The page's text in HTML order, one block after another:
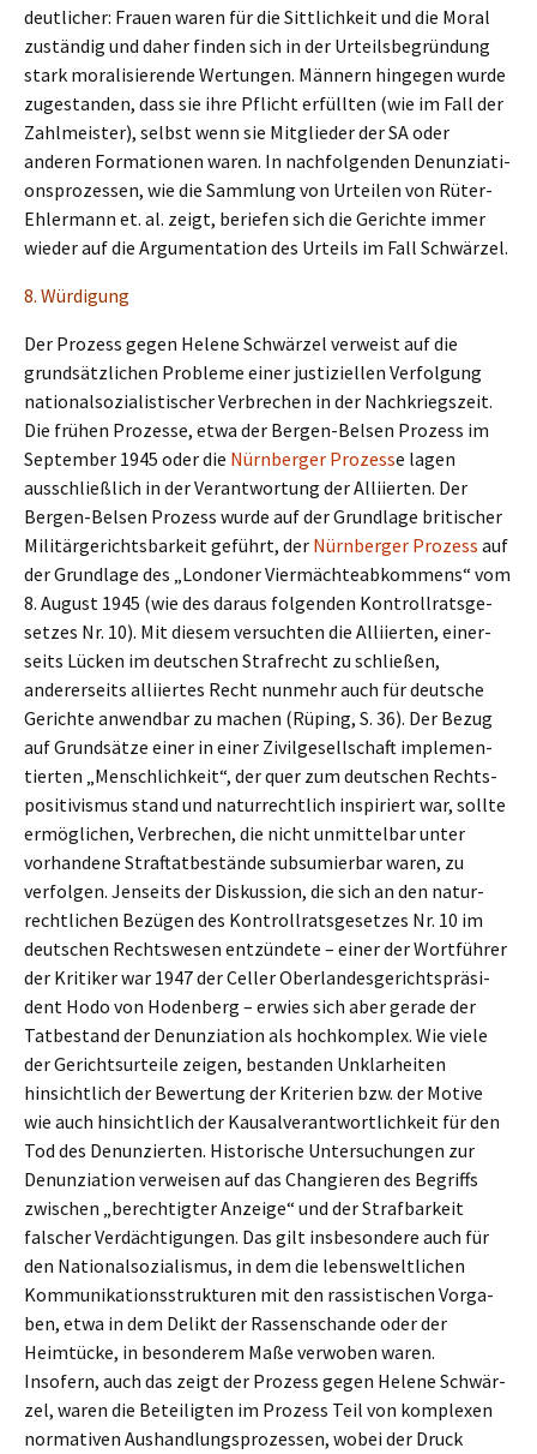
deutli­cher: Frauen waren für die Sittlich­keit und die Moral
zustän­dig und daher finden sich in der Urteils­be­grün­dung
stark morali­sie­ren­de Wertun­gen. Männern hinge­gen wurde
zugestan­den, dass sie ihre Pflicht erfüll­ten (wie im Fall der
Zahlmeis­ter), selbst wenn sie Mitglie­der der SA oder
anderen Forma­tio­nen waren. In nachfol­gen­den Denun­zia­ti­
ons­pro­zes­sen, wie die Sammlung von Urtei­len von Rüter-
Ehler­mann et. al. zeigt, berie­fen sich die Gerich­te immer
wieder auf die Argumen­ta­ti­on des Urteils im Fall Schwärzel.
8. Würdi­gung
Der Prozess gegen Helene Schwär­zel verweist auf die
grund­sätz­li­chen Proble­me einer justi­zi­el­len Verfol­gung
natio­nal­so­zia­lis­ti­scher Verbre­chen in der Nachkriegs­zeit.
Die frühen Prozes­se, etwa der Bergen-Belsen Prozess im
Septem­ber 1945 oder die Nürnber­ger Prozesse lagen
ausschließ­lich in der Verant­wor­tung der Alliier­ten. Der
Bergen-Belsen Prozess wurde auf der Grund­la­ge briti­scher
Militär­ge­richts­bar­keit geführt, der Nürnber­ger Prozess auf
der Grund­la­ge des „Londo­ner Viermäch­te­ab­kom­mens“ vom
8. August 1945 (wie des daraus folgen­den Kontroll­rats­ge­
set­zes Nr. 10). Mit diesem versuch­ten die Alliier­ten, einer­
seits Lücken im deutschen Straf­recht zu schlie­ßen,
anderer­seits alliier­tes Recht nunmehr auch für deutsche
Gerich­te anwend­bar zu machen (Rüping, S. 36). Der Bezug
auf Grund­sät­ze einer in einer Zivil­ge­sell­schaft imple­men­
tier­ten „Mensch­lich­keit“, der quer zum deutschen Rechts­
po­si­ti­vis­mus stand und natur­recht­lich inspi­riert war, sollte
ermög­li­chen, Verbre­chen, die nicht unmit­tel­bar unter
vorhan­de­ne Straf­tat­be­stän­de subsu­mier­bar waren, zu
verfol­gen. Jenseits der Diskus­si­on, die sich an den natur­
recht­li­chen Bezügen des Kontroll­rats­ge­set­zes Nr. 10 im
deutschen Rechts­we­sen entzün­de­te – einer der Wortfüh­rer
der Kriti­ker war 1947 der Celler Oberlan­des­ge­richts­prä­si­
dent Hodo von Hoden­berg – erwies sich aber gerade der
Tatbe­stand der Denun­zia­ti­on als hochkom­plex. Wie viele
der Gerichts­ur­tei­le zeigen, bestan­den Unklar­hei­ten
hinsicht­lich der Bewer­tung der Krite­ri­en bzw. der Motive
wie auch hinsicht­lich der Kausal­ver­ant­wort­lich­keit für den
Tod des Denun­zier­ten. Histo­ri­sche Unter­su­chun­gen zur
Denun­zia­ti­on verwei­sen auf das Changie­ren des Begriffs
zwischen „berech­tig­ter Anzei­ge“ und der Straf­bar­keit
falscher Verdäch­ti­gun­gen. Das gilt insbe­son­de­re auch für
den Natio­nal­so­zia­lis­mus, in dem die lebens­welt­li­chen
Kommu­ni­ka­ti­ons­struk­tu­ren mit den rassis­ti­schen Vorga­
ben, etwa in dem Delikt der Rassen­schan­de oder der
Heimtü­cke, in beson­de­rem Maße verwo­ben waren.
Insofern, auch das zeigt der Prozess gegen Helene Schwär­
zel, waren die Betei­lig­ten im Prozess Teil von komple­xen
norma­ti­ven Aushand­lungs­pro­zes­sen, wobei der Druck